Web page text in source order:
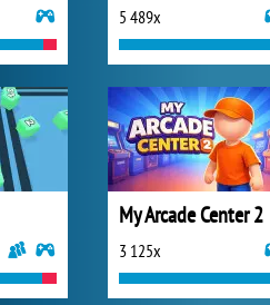
5 489x
My Arcade Center 2
3 125x